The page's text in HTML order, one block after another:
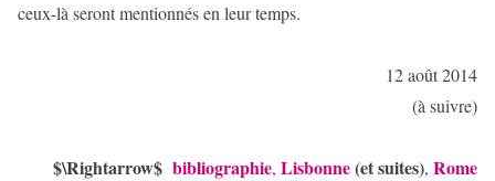
ceux-là seront mentionnés en leur temps.
12 août 2014
(à suivre)
$\Rightarrow$ bibliographie, Lisbonne(et suites), Rome